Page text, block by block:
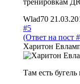
Wlad70
#5
(Ответ на пост
Харитон
Там есть